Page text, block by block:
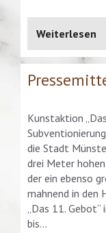
Weiterlesen
Kunstaktion
die Stadt
drei Meter
der ein ebenso
mahnend in den
„Das 11.
bis…